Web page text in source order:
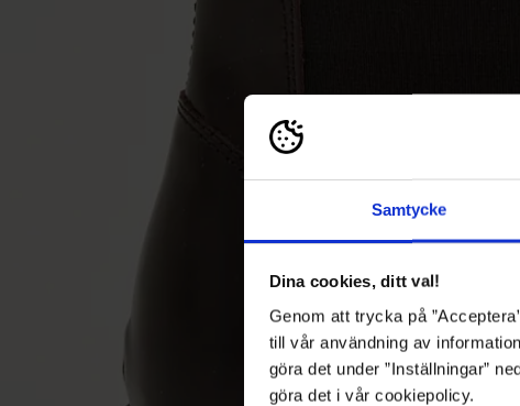
Samtycke
Dina cookies, ditt val!
Genom att trycka på
till vår användning av
göra det under ”Inställningar”
göra det i vår cookiepolicy.